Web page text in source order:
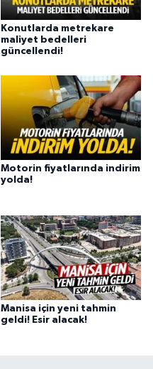
Konutlarda metrekare
maliyet bedelleri
güncellendi!
Motorin fiyatlarında indirim
yolda!
Manisa için yeni tahmin
geldi! Esir alacak!